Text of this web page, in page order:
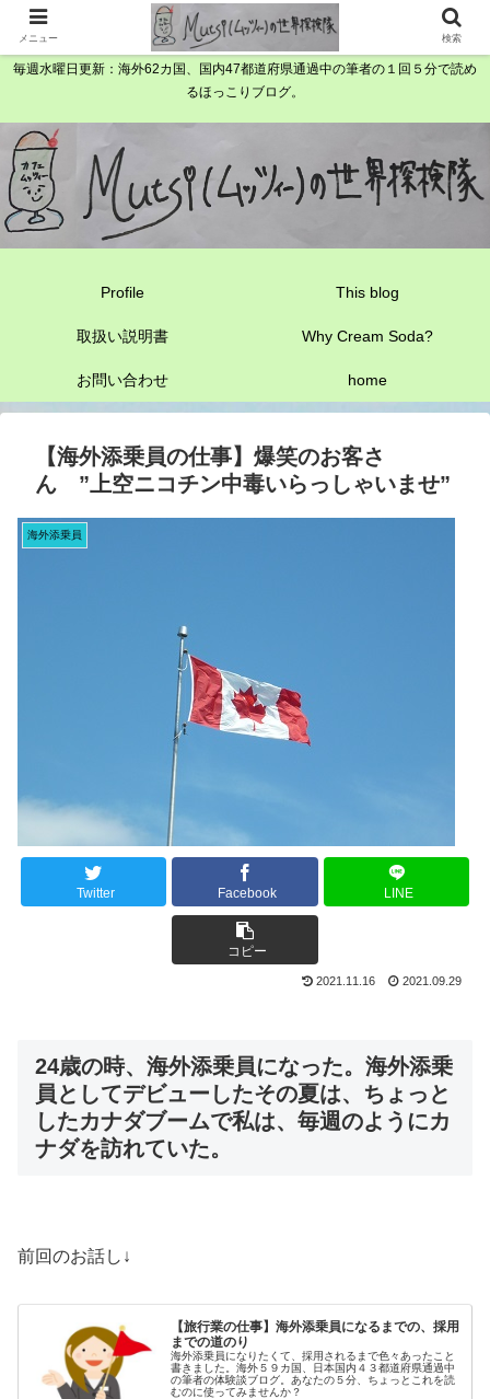
毎週水曜日更新：海外62カ国、国内47都道府県通過中の筆者の１回５分で読め
るほっこりブログ。
Profile This blog
取扱い説明書 Why Cream Soda?
お問い合わせ home
【海外添乗員の仕事】爆笑のお客さ
ん ”上空ニコチン中毒いらっしゃいませ”
海外添乗員
Twitter Facebook LINE
コピー
2021.11.16 2021.09.29
24歳の時、海外添乗員になった。海外添乗
員としてデビューしたその夏は、ちょっと
したカナダブームで私は、毎週のようにカ
ナダを訪れていた。
前回のお話し↓
【旅行業の仕事】海外添乗員になるまでの、採用
までの道のり
海外添乗員になりたくて、採用されるまで色々あったこと
書きました。海外５９カ国、日本国内４３都道府県通過中
の筆者の体験談ブログ。あなたの５分、ちょっとこれを読
むのに使ってみませんか？
メニュー 検索